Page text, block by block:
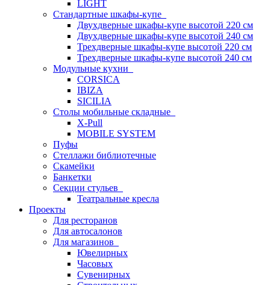
LIGHT
Стандартные шкафы-купе
Двухдверные шкафы-купе высотой 220 см
Двухдверные шкафы-купе высотой 240 см
Трехдверные шкафы-купе высотой 220 см
Трехдверные шкафы-купе высотой 240 см
Модульные кухни
CORSICA
IBIZA
SICILIA
Столы мобильные складные
X-Pull
MOBILE SYSTEM
Пуфы
Стеллажи библиотечные
Скамейки
Банкетки
Секции стульев
Театральные кресла
Проекты
Для ресторанов
Для автосалонов
Для магазинов
Ювелирных
Часовых
Сувенирных